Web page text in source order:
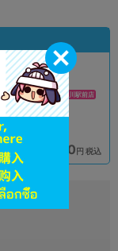
状態 :A
イオンモール旭川駅前店
在庫あり 12,900円 税込